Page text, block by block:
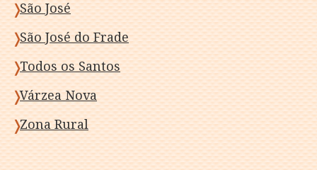
São José
São José do Frade
Todos os Santos
Várzea Nova
Zona Rural